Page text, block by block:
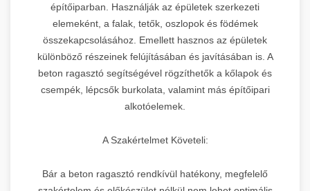
építőiparban. Használják az épületek szerkezeti
elemeként, a falak, tetők, oszlopok és födémek
összekapcsolásához. Emellett hasznos az épületek
különböző részeinek felújításában és javításában is. A
beton ragasztó segítségével rögzíthetők a kőlapok és
csempék, lépcsők burkolata, valamint más építőipari
alkotóelemek.
A Szakértelmet Követeli:
Bár a beton ragasztó rendkívül hatékony, megfelelő